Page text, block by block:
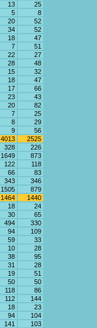
13
25
5
8
20
52
34
52
18
47
7
51
22
27
28
48
15
32
18
47
17
66
23
43
20
82
7
25
8
29
9
56
4013
2525
328
226
1649
873
122
118
66
83
343
346
1505
879
1464
1440
18
24
30
65
494
330
94
109
59
33
10
28
38
95
31
28
19
51
50
50
118
86
112
144
18
23
94
104
141
103